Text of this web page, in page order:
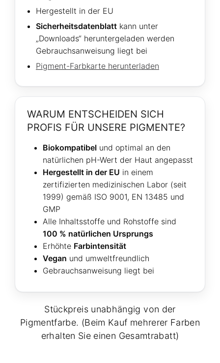
Hergestellt in der EU
Sicherheitsdatenblatt kann unter
„Downloads“ heruntergeladen werden
Gebrauchsanweisung liegt bei
Pigment-Farbkarte herunterladen
WARUM ENTSCHEIDEN SICH
PROFIS FÜR UNSERE PIGMENTE?
Biokompatibel und optimal an den
natürlichen pH-Wert der Haut angepasst
Hergestellt in der EU in einem
zertifizierten medizinischen Labor (seit
1999) gemäß ISO 9001, EN 13485 und
GMP
Alle Inhaltsstoffe und Rohstoffe sind
100 % natürlichen Ursprungs
Erhöhte Farbintensität
Vegan und umweltfreundlich
Gebrauchsanweisung liegt bei
Stückpreis unabhängig von der
Pigmentfarbe. (Beim Kauf mehrerer Farben
erhalten Sie einen Gesamtrabatt)